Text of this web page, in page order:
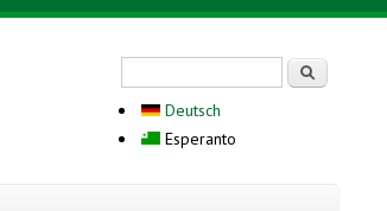
Deutsch
Esperanto